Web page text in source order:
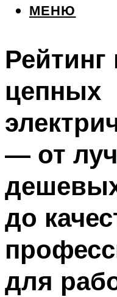
МЕНЮ
цепных
— от
до
для